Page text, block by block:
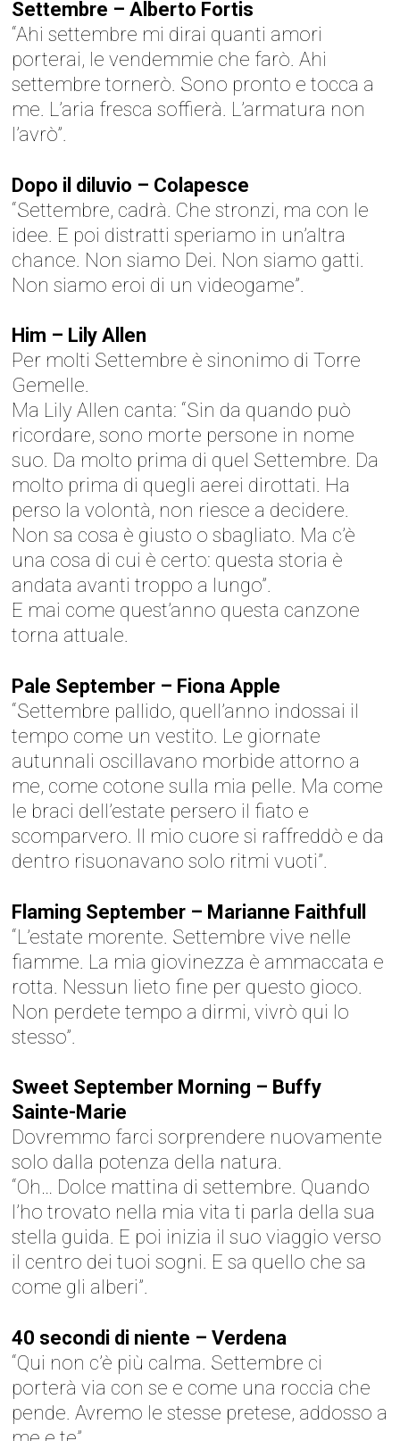
Settembre – Alberto Fortis
“Ahi settembre mi dirai quanti amori
porterai, le vendemmie che farò. Ahi
settembre tornerò. Sono pronto e tocca a
me. L’aria fresca soffierà. L’armatura non
l’avrò”.
Dopo il diluvio – Colapesce
“Settembre, cadrà. Che stronzi, ma con le
idee. E poi distratti speriamo in un’altra
chance. Non siamo Dei. Non siamo gatti.
Non siamo eroi di un videogame”.
Him – Lily Allen
Per molti Settembre è sinonimo di Torre
Gemelle.
Ma Lily Allen canta: “Sin da quando può
ricordare, sono morte persone in nome
suo. Da molto prima di quel Settembre. Da
molto prima di quegli aerei dirottati. Ha
perso la volontà, non riesce a decidere.
Non sa cosa è giusto o sbagliato. Ma c’è
una cosa di cui è certo: questa storia è
andata avanti troppo a lungo”.
E mai come quest’anno questa canzone
torna attuale.
Pale September – Fiona Apple
“Settembre pallido, quell’anno indossai il
tempo come un vestito. Le giornate
autunnali oscillavano morbide attorno a
me, come cotone sulla mia pelle. Ma come
le braci dell’estate persero il fiato e
scomparvero. Il mio cuore si raffreddò e da
dentro risuonavano solo ritmi vuoti”.
Flaming September – Marianne Faithfull
“L’estate morente. Settembre vive nelle
fiamme. La mia giovinezza è ammaccata e
rotta. Nessun lieto fine per questo gioco.
Non perdete tempo a dirmi, vivrò qui lo
stesso”.
Sweet September Morning – Buffy
Sainte-Marie
Dovremmo farci sorprendere nuovamente
solo dalla potenza della natura.
“Oh… Dolce mattina di settembre. Quando
l’ho trovato nella mia vita ti parla della sua
stella guida. E poi inizia il suo viaggio verso
il centro dei tuoi sogni. E sa quello che sa
come gli alberi”.
40 secondi di niente – Verdena
“Qui non c’è più calma. Settembre ci
porterà via con se e come una roccia che
pende. Avremo le stesse pretese, addosso a